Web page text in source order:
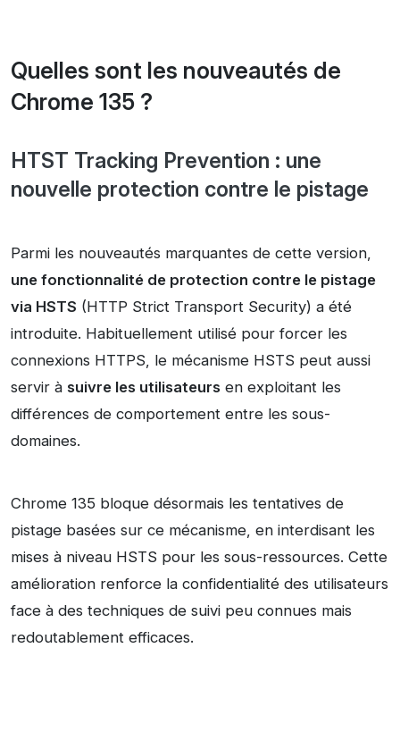
Quelles sont les nouveautés de
Chrome 135 ?
HTST Tracking Prevention : une
nouvelle protection contre le pistage
Parmi les nouveautés marquantes de cette version,
une fonctionnalité de protection contre le pistage
via HSTS (HTTP Strict Transport Security) a été
introduite. Habituellement utilisé pour forcer les
connexions HTTPS, le mécanisme HSTS peut aussi
servir à suivre les utilisateurs en exploitant les
différences de comportement entre les sous-
domaines.
Chrome 135 bloque désormais les tentatives de
pistage basées sur ce mécanisme, en interdisant les
mises à niveau HSTS pour les sous-ressources. Cette
amélioration renforce la confidentialité des utilisateurs
face à des techniques de suivi peu connues mais
redoutablement efficaces.